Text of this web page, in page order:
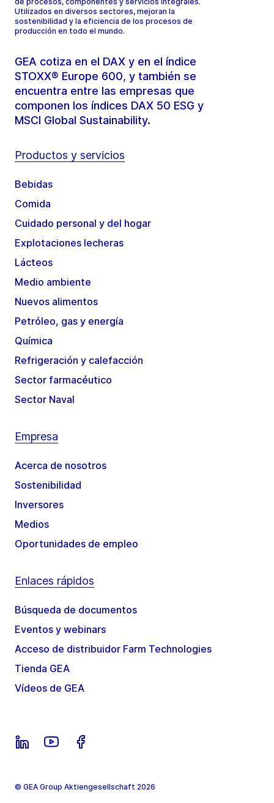
Utilizados en diversos sectores, mejoran la
sostenibilidad y la eficiencia de los procesos de
producción en todo el mundo.
GEA cotiza en el DAX y en el índice
STOXX® Europe 600, y también se
encuentra entre las empresas que
componen los índices DAX 50 ESG y
MSCI Global Sustainability.
Productos y servicios
Bebidas
Comida
Cuidado personal y del hogar
Explotaciones lecheras
Lácteos
Medio ambiente
Nuevos alimentos
Petróleo, gas y energía
Química
Refrigeración y calefacción
Sector farmacéutico
Sector Naval
Empresa
Acerca de nosotros
Sostenibilidad
Inversores
Medios
Oportunidades de empleo
Enlaces rápidos
Búsqueda de documentos
Eventos y webinars
Acceso de distribuidor Farm Technologies
Tienda GEA
Vídeos de GEA
© GEA Group Aktiengesellschaft 2026